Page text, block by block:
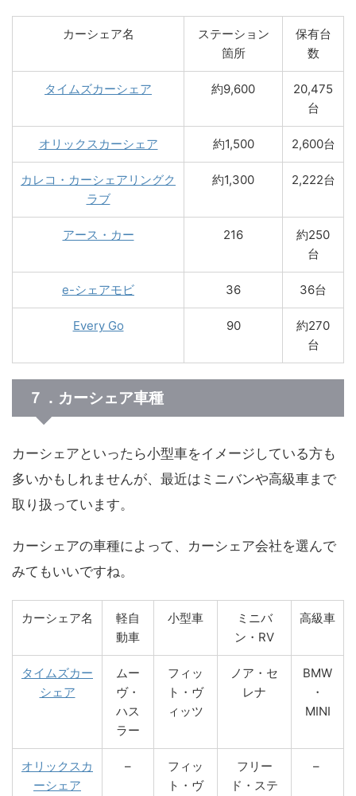
カーシェア名
ステーション
箇所
保有台
数
タイムズカーシェア 約9,600
20,475
台
オリックスカーシェア 約1,500 2,600台
カレコ・カーシェアリングク
ラブ
約1,300 2,222台
アース・カー 216
約250
台
e-シェアモビ 36 36台
Every Go 90
約270
台
７．カーシェア車種
カーシェアといったら小型車をイメージしている方も
多いかもしれませんが、最近はミニバンや高級車まで
取り扱っています。
カーシェアの車種によって、カーシェア会社を選んで
みてもいいですね。
カーシェア名
軽自
動車
小型車
ミニバ
ン・RV
高級車
タイムズカー
シェア
ムー
ヴ・
ハス
ラー
フィッ
ト・ヴ
ィッツ
ノア・セ
レナ
BMW
・
MINI
オリックスカ
ーシェア
–
フィッ
ト・ヴ
フリー
ド・ステ
–